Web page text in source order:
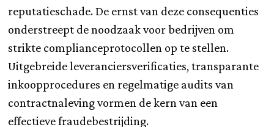
reputatieschade. De ernst van deze consequenties
onderstreept de noodzaak voor bedrijven om
strikte complianceprotocollen op te stellen.
Uitgebreide leveranciersverificaties, transparante
inkoopprocedures en regelmatige audits van
contractnaleving vormen de kern van een
effectieve fraudebestrijding.